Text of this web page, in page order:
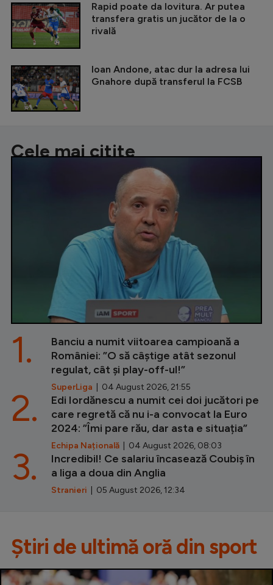
Rapid poate da lovitura. Ar putea
transfera gratis un jucător de la o
rivală
Ioan Andone, atac dur la adresa lui
Gnahore după transferul la FCSB
Cele mai citite
Banciu a numit viitoarea campioană a
României: ”O să câștige atât sezonul
regulat, cât și play-off-ul!”
SuperLiga | 04 August 2026, 21:55
1.
Edi Iordănescu a numit cei doi jucători pe
care regretă că nu i-a convocat la Euro
2024: ”Îmi pare rău, dar asta e situația”
Echipa Națională | 04 August 2026, 08:03
2.
Incredibil! Ce salariu încasează Coubiș în
a liga a doua din Anglia
Stranieri | 05 August 2026, 12:34
3.
Știri de ultimă oră din sport